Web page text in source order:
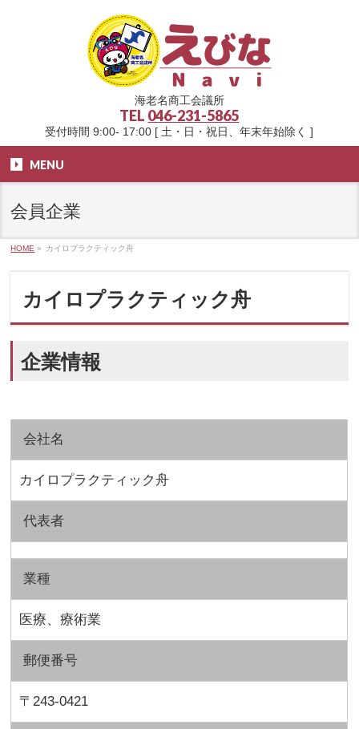
海老名商工会議所
TEL 046-231-5865
受付時間 9:00- 17:00 [ 土・日・祝日、年末年始除く ]
MENU
会員企業
HOME » カイロプラクティック舟
カイロプラクティック舟
企業情報
会社名
カイロプラクティック舟
代表者
業種
医療、療術業
郵便番号
〒243-0421